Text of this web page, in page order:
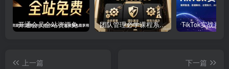
开通会员全站资源免费下载 开通VIP会员 HY资源库 团队管理必学课程系列，阿里巴巴“腿部三板斧”
上一篇
下一篇